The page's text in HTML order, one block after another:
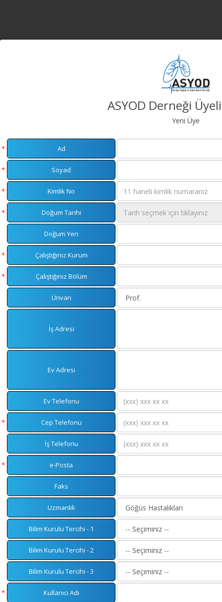
ASYOD Derneği
Yeni Üye
* Ad
* Soyad
* Kimlik No
* Doğum Tarihi
Doğum Yeri
* Çalıştığınız Kurum
* Çalıştığınız Bölüm
Ünvan
İş Adresi
Ev Adresi
Ev Telefonu
* Cep Telefonu
İş Telefonu
* e-Posta
Faks
Uzmanlık
Bilim Kurulu Tercihi - 1
Bilim Kurulu Tercihi - 2
Bilim Kurulu Tercihi - 3
* Kullanıcı Adı